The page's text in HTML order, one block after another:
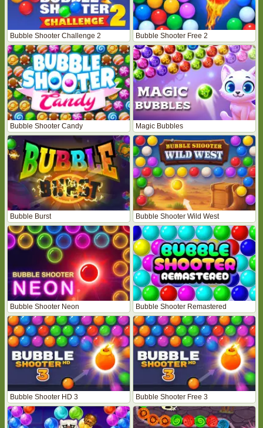
Bubble Shooter Challenge 2 Bubble Shooter Free 2
Bubble Shooter Candy Magic Bubbles
Bubble Burst Bubble Shooter Wild West
Bubble Shooter Neon Bubble Shooter Remastered
Bubble Shooter HD 3 Bubble Shooter Free 3